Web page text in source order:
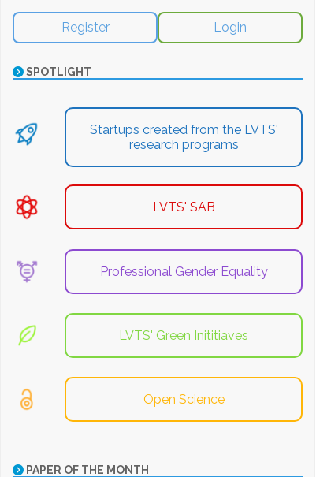
Register Login
SPOTLIGHT
Startups created from the LVTS'
research programs
LVTS' SAB
Professional Gender Equality
LVTS' Green Inititiaves
Open Science
PAPER OF THE MONTH